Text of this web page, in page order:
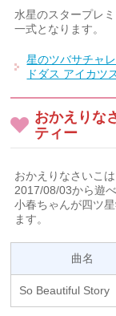
水星のスタープレ
一式となります。
星のツバサチャ
ドダス アイカツ
おかえりな
ティー
おかえりなさいこ
2017/08/03から遊
小春ちゃんが四ツ
ます。
曲名
So Beautiful Story